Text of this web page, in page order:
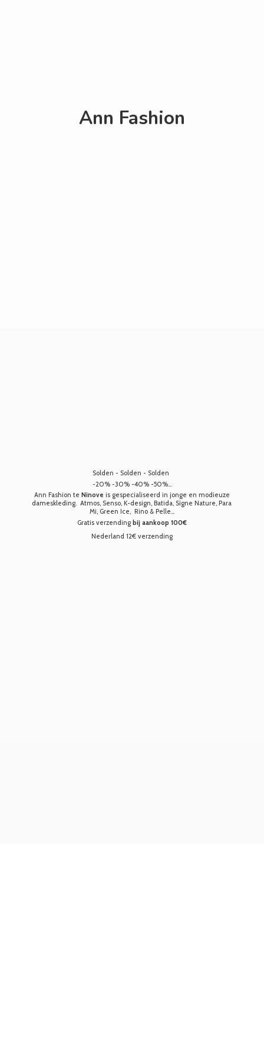
Ann Fashion
Solden - Solden - Solden
-20% -30% -40% -50%...
Ann Fashion te Ninove is gespecialiseerd in jonge en modieuze
dameskleding. Atmos, Senso, K-design, Batida, Signe Nature, Para
Mi, Green Ice, Rino & Pelle...
Gratis verzending bij aankoop 100€
Nederland 12€ verzending